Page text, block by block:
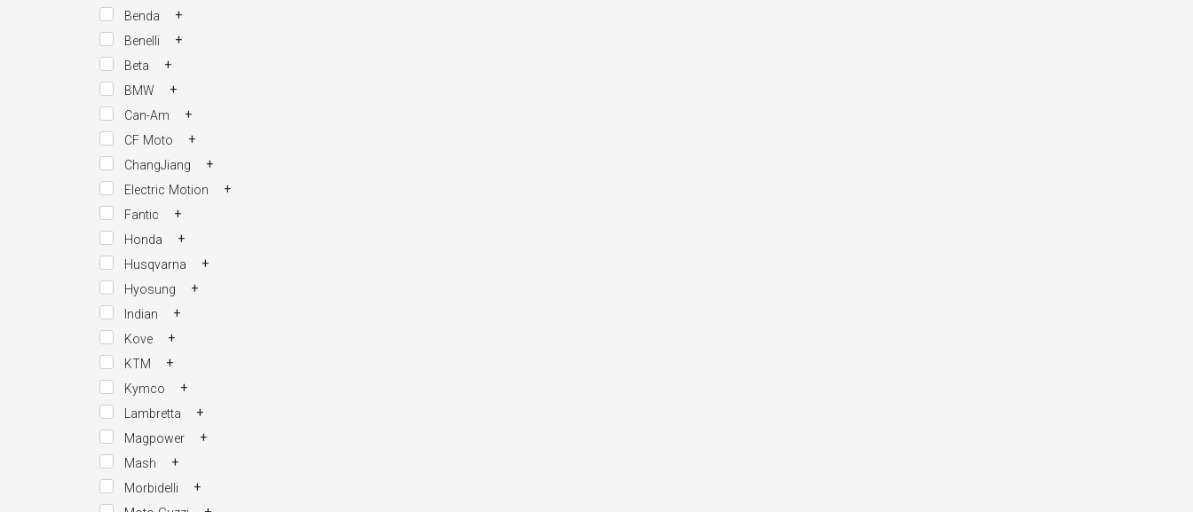
+
Benda
+
Benelli
+
Beta
+
BMW
+
Can-Am
+
CF Moto
+
ChangJiang
+
Electric Motion
+
Fantic
+
Honda
+
Husqvarna
+
Hyosung
+
Indian
+
Kove
+
KTM
+
Kymco
+
Lambretta
+
Magpower
+
Mash
+
Morbidelli